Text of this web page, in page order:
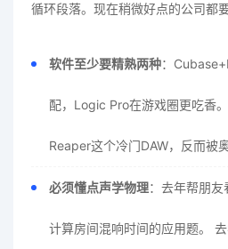
循环段落。现在稍微好点的公司都要
软件至少要精熟两种：
配，Logic Pro在游戏圈更吃香
Reaper这个冷门DAW，反而被
必须懂点声学物理：去年帮朋友
计算房间混响时间的应用题。